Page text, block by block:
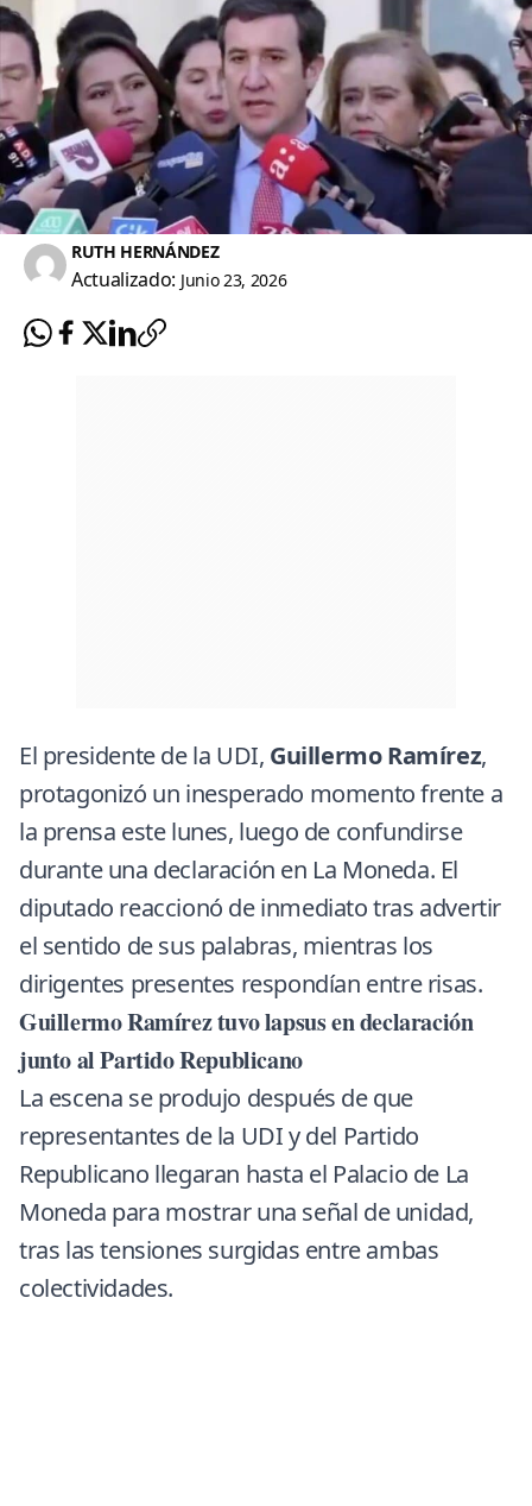
RUTH HERNÁNDEZ
Actualizado: Junio 23, 2026
El presidente de la UDI, Guillermo Ramírez,
protagonizó un inesperado momento frente a
la prensa este lunes, luego de confundirse
durante una declaración en La Moneda. El
diputado reaccionó de inmediato tras advertir
el sentido de sus palabras, mientras los
dirigentes presentes respondían entre risas.
Guillermo Ramírez tuvo lapsus en declaración
junto al Partido Republicano
La escena se produjo después de que
representantes de la UDI y del Partido
Republicano llegaran hasta el Palacio de La
Moneda para mostrar una señal de unidad,
tras las tensiones surgidas entre ambas
colectividades.